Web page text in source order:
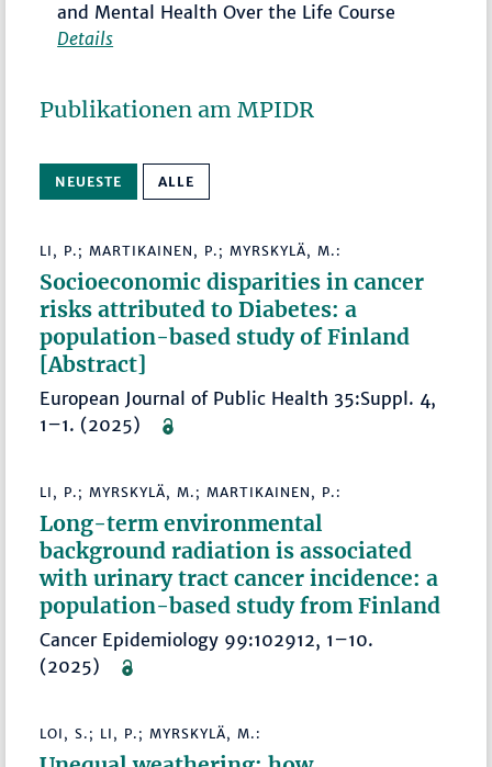
and Mental Health Over the Life Course
Details
Publikationen am MPIDR
NEUESTE ALLE
LI, P.; MARTIKAINEN, P.; MYRSKYLÄ, M.:
Socioeconomic disparities in cancer
risks attributed to Diabetes: a
population-based study of Finland
[Abstract]
European Journal of Public Health 35:Suppl. 4,
1–1. (2025)
LI, P.; MYRSKYLÄ, M.; MARTIKAINEN, P.:
Long-term environmental
background radiation is associated
with urinary tract cancer incidence: a
population-based study from Finland
Cancer Epidemiology 99:102912, 1–10.
(2025)
LOI, S.; LI, P.; MYRSKYLÄ, M.: